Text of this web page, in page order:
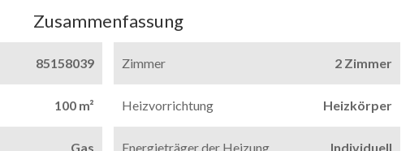
Zusammenfassung
85158039 Zimmer 2 Zimmer
100 m² Heizvorrichtung Heizkörper
Gas Energieträger der Heizung Individuell